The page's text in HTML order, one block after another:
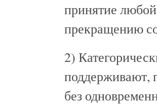
принятие
прекращению
2)
поддерживают,
без